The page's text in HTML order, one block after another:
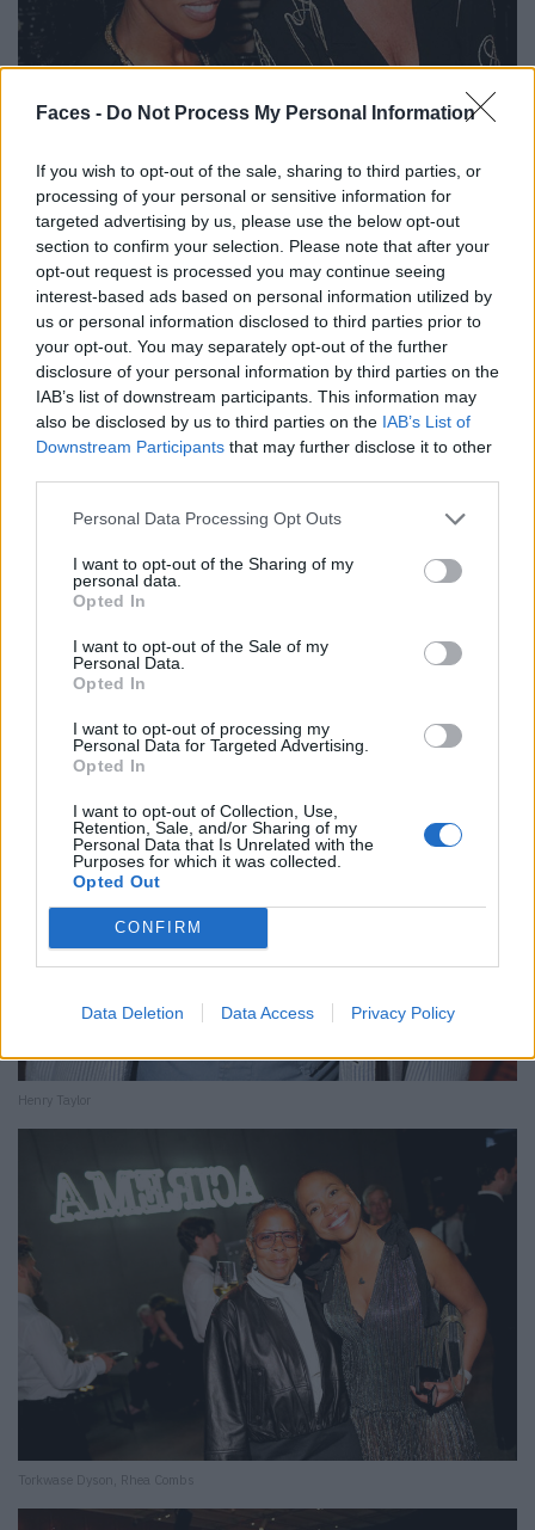
Faces - Do Not Process My Personal Information
If you wish to opt-out of the sale, sharing to third parties, or
processing of your personal or sensitive information for
targeted advertising by us, please use the below opt-out
section to confirm your selection. Please note that after your
opt-out request is processed you may continue seeing
interest-based ads based on personal information utilized by
us or personal information disclosed to third parties prior to
your opt-out. You may separately opt-out of the further
disclosure of your personal information by third parties on the
IAB’s list of downstream participants. This information may
also be disclosed by us to third parties on the IAB’s List of
Downstream Participants that may further disclose it to other
Personal Data Processing Opt Outs
I want to opt-out of the Sharing of my
personal data.
Opted In
I want to opt-out of the Sale of my
Personal Data.
Opted In
I want to opt-out of processing my
Personal Data for Targeted Advertising.
Opted In
I want to opt-out of Collection, Use,
Retention, Sale, and/or Sharing of my
Personal Data that Is Unrelated with the
Purposes for which it was collected.
Opted Out
CONFIRM
Data Deletion Data Access Privacy Policy
June Ambrose, Deborah Watson
Henry Taylor
Torkwase Dyson, Rhea Combs